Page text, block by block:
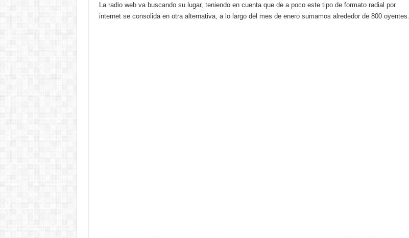
La radio web va buscando su lugar, teniendo en cuenta que de a poco este tipo de formato radial por
internet se consolida en otra alternativa, a lo largo del mes de enero sumamos alrededor de 800 oyentes.